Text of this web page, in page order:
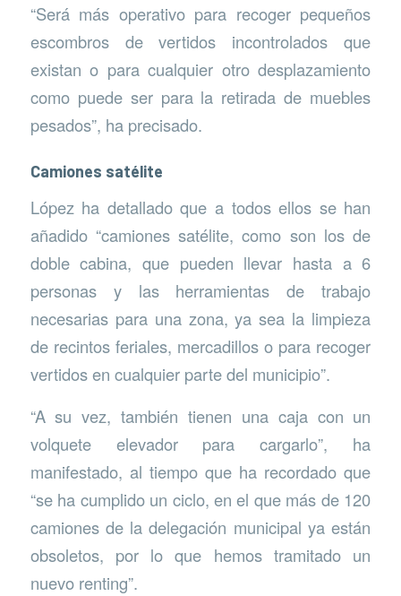
“Será más operativo para recoger pequeños
escombros de vertidos incontrolados que
existan o para cualquier otro desplazamiento
como puede ser para la retirada de muebles
pesados”, ha precisado.
Camiones satélite
López ha detallado que a todos ellos se han
añadido “camiones satélite, como son los de
doble cabina, que pueden llevar hasta a 6
personas y las herramientas de trabajo
necesarias para una zona, ya sea la limpieza
de recintos feriales, mercadillos o para recoger
vertidos en cualquier parte del municipio”.
“A su vez, también tienen una caja con un
volquete elevador para cargarlo”, ha
manifestado, al tiempo que ha recordado que
“se ha cumplido un ciclo, en el que más de 120
camiones de la delegación municipal ya están
obsoletos, por lo que hemos tramitado un
nuevo renting”.